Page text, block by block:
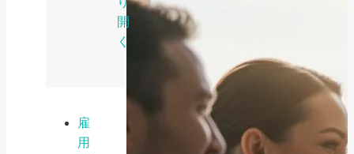
開
く
雇
用